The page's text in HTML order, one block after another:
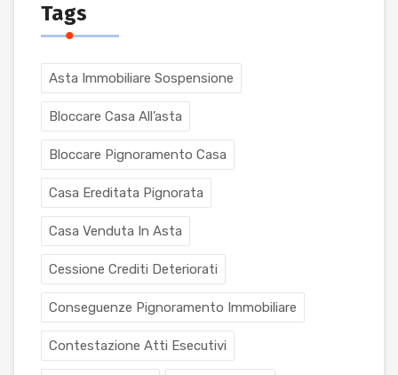
Tags
Asta Immobiliare Sospensione
Bloccare Casa All’asta
Bloccare Pignoramento Casa
Casa Ereditata Pignorata
Casa Venduta In Asta
Cessione Crediti Deteriorati
Conseguenze Pignoramento Immobiliare
Contestazione Atti Esecutivi